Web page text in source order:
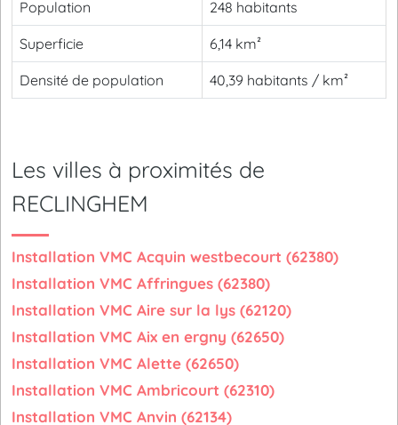
Population 248 habitants
Superficie 6,14 km²
Densité de population 40,39 habitants / km²
Les villes à proximités de
RECLINGHEM
Installation VMC Acquin westbecourt (62380)
Installation VMC Affringues (62380)
Installation VMC Aire sur la lys (62120)
Installation VMC Aix en ergny (62650)
Installation VMC Alette (62650)
Installation VMC Ambricourt (62310)
Installation VMC Anvin (62134)